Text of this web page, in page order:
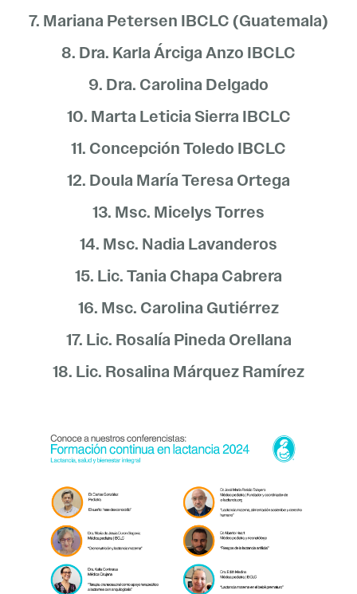
7. Mariana Petersen IBCLC (Guatemala)
8. Dra. Karla Árciga Anzo IBCLC
9. Dra. Carolina Delgado
10. Marta Leticia Sierra IBCLC
11. Concepción Toledo IBCLC
12. Doula María Teresa Ortega
13. Msc. Micelys Torres
14. Msc. Nadia Lavanderos
15. Lic. Tania Chapa Cabrera
16. Msc. Carolina Gutiérrez
17. Lic. Rosalía Pineda Orellana
18. Lic. Rosalina Márquez Ramírez